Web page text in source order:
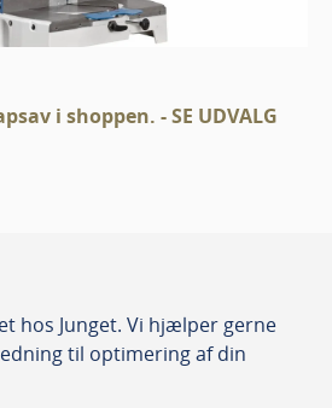
i shoppen. - SE UDVALG
hos Junget. Vi hjælper gerne
til optimering af din